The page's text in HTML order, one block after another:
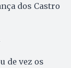
dos Castro
de vez os